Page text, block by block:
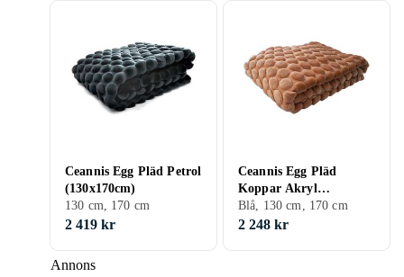
Annons
Ceannis Egg Pläd Petrol
(130x170cm)
130 cm, 170 cm
2 419 kr
Ceannis Egg Pläd
Koppar Akryl
(130x170cm)
Blå, 130 cm, 170 cm
2 248 kr